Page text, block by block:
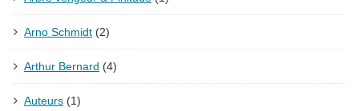
Arno Schmidt (2)
Arthur Bernard (4)
Auteurs (1)